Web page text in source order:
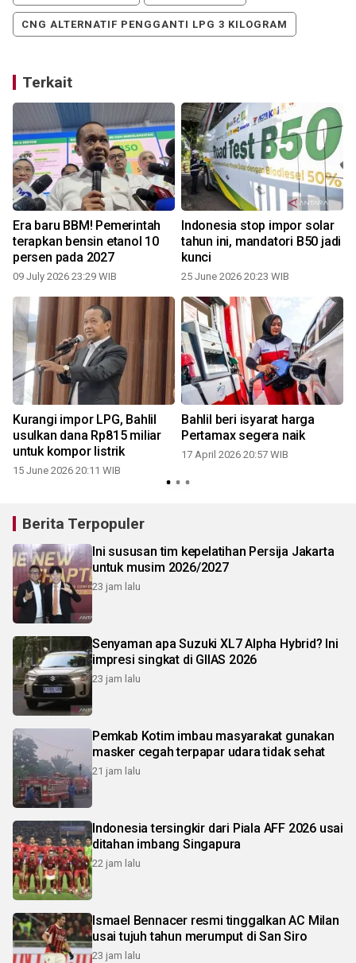
CNG ALTERNATIF PENGGANTI LPG 3 KILOGRAM
Terkait
Era baru BBM! Pemerintah
terapkan bensin etanol 10
persen pada 2027
09 July 2026 23:29 WIB
Indonesia stop impor solar
tahun ini, mandatori B50 jadi
kunci
25 June 2026 20:23 WIB
Kurangi impor LPG, Bahlil
usulkan dana Rp815 miliar
untuk kompor listrik
15 June 2026 20:11 WIB
Bahlil beri isyarat harga
Pertamax segera naik
17 April 2026 20:57 WIB
Berita Terpopuler
Ini sususan tim kepelatihan Persija Jakarta
untuk musim 2026/2027
23 jam lalu
Senyaman apa Suzuki XL7 Alpha Hybrid? Ini
impresi singkat di GIIAS 2026
23 jam lalu
Pemkab Kotim imbau masyarakat gunakan
masker cegah terpapar udara tidak sehat
21 jam lalu
Indonesia tersingkir dari Piala AFF 2026 usai
ditahan imbang Singapura
22 jam lalu
Ismael Bennacer resmi tinggalkan AC Milan
usai tujuh tahun merumput di San Siro
23 jam lalu